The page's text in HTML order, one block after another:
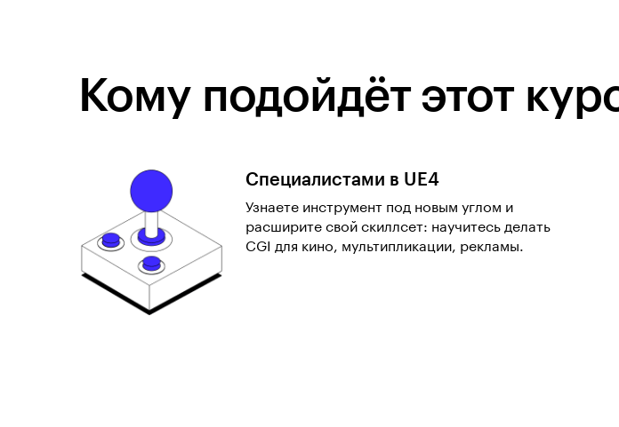
Кому подойдёт этот
Специалистами в UE4
Узнаете инструмент под новым углом и
расширите свой скиллсет: научитесь делать
CGI для кино, мультипликации, рекламы.